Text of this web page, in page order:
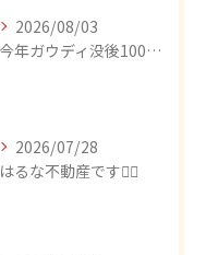
2026/08/03
今年ガウディ没後100年イエスキリストの塔が完成
2026/07/28
はるな不動産です🙂‍↕️